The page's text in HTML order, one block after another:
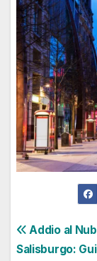
Addio al
Salisburgo: